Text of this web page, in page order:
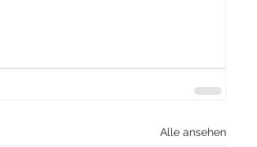
Alle ansehen